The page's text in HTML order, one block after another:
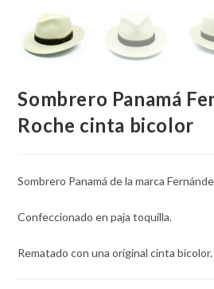
Sombrero Panamá
Roche cinta bicolor
Sombrero Panamá de la marca
Confeccionado en paja toquilla.
Rematado con una original cinta bicolor.